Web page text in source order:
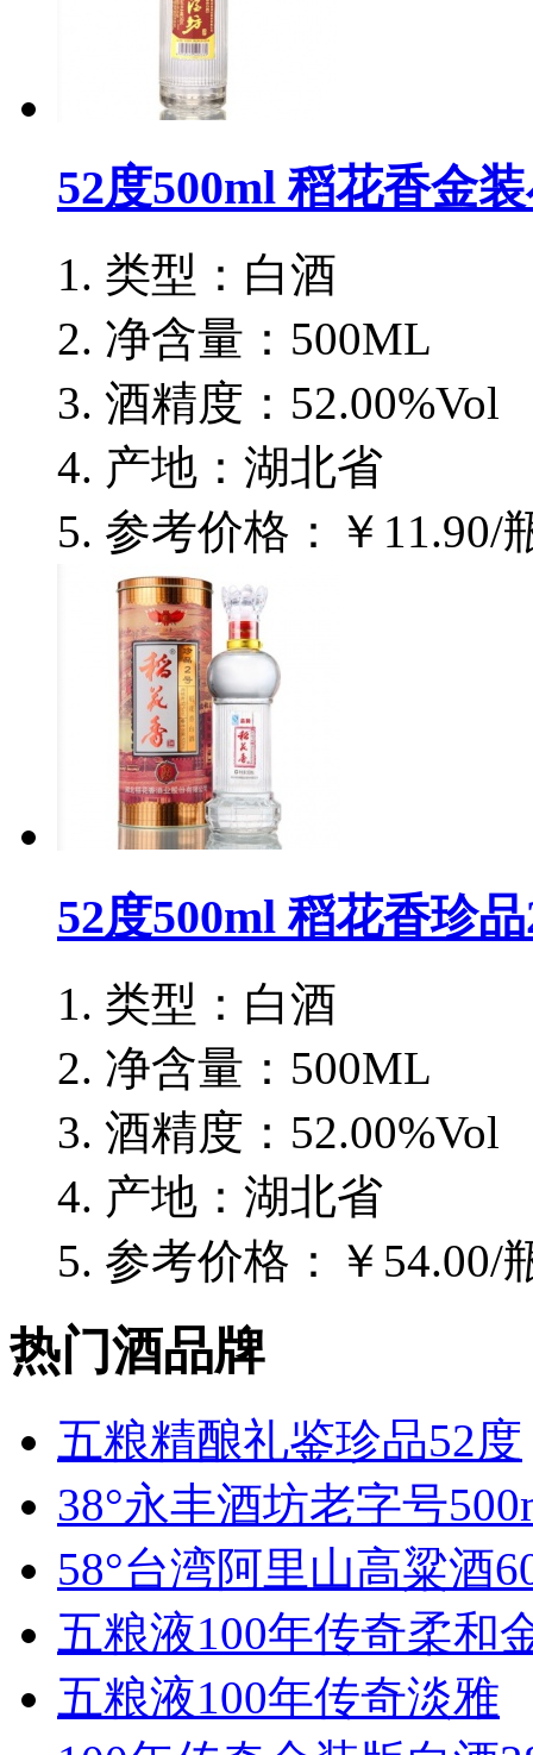
52度500ml 稻花香金
类型：白酒
净含量：500ML
酒精度：52.00%Vol
产地：湖北省
参考价格：￥11.90/
52度500ml 稻花香珍
类型：白酒
净含量：500ML
酒精度：52.00%Vol
产地：湖北省
参考价格：￥54.00/
热门酒品牌
五粮精酿礼鉴珍品52度
38°永丰酒坊老字号
58°台湾阿里山高粱酒
五粮液100年传奇柔和
五粮液100年传奇淡雅